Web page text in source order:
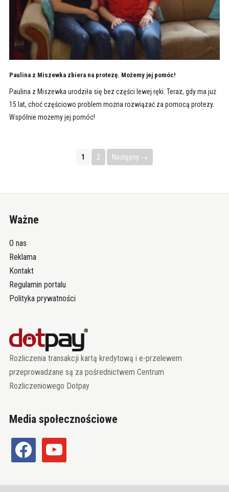
Paulina z Miszewka zbiera na protezę. Możemy jej pomóc!
Paulina z Miszewka urodziła się bez części lewej ręki. Teraz, gdy ma już
15 lat, choć częściowo problem można rozwiązać za pomocą protezy.
Wspólnie możemy jej pomóc!
1 2 Następny →
Ważne
O nas
Reklama
Kontakt
Regulamin portalu
Polityka prywatności
Rozliczenia transakcji kartą kredytową i e-przelewem
przeprowadzane są za pośrednictwem Centrum
Rozliczeniowego Dotpay
Media społecznościowe
facebook youtube